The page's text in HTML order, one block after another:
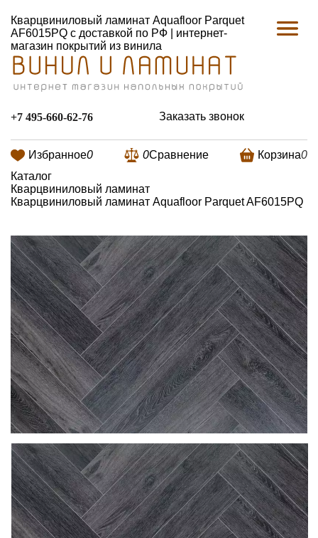
Кварцвиниловый ламинат Aquafloor Parquet
AF6015PQ с доставкой по РФ | интернет-
магазин покрытий из винила
+7 495-660-62-76 Заказать звонок
Избранное0 0Сравнение Корзина0
Каталог
Кварцвиниловый ламинат
Кварцвиниловый ламинат Aquafloor Parquet AF6015PQ